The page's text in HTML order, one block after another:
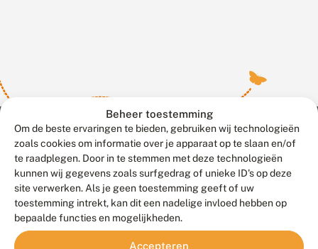
Beheer toestemming
Om de beste ervaringen te bieden, gebruiken wij technologieën
zoals cookies om informatie over je apparaat op te slaan en/of
te raadplegen. Door in te stemmen met deze technologieën
kunnen wij gegevens zoals surfgedrag of unieke ID's op deze
site verwerken. Als je geen toestemming geeft of uw
toestemming intrekt, kan dit een nadelige invloed hebben op
bepaalde functies en mogelijkheden.
Accepteren
Contact
Meld waarnemingen© 2026 Vlinderstichting
Duurzaam ontwikkeld door
Go2People
, ontworpen door
Blue Field Agency
Privacy
Disclaimer
Sitemap